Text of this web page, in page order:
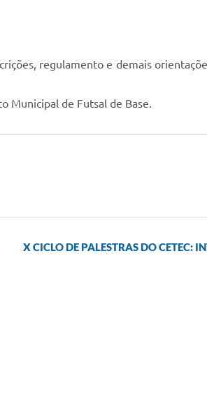
regulamento e demais
Municipal de Futsal de Base.
X CICLO DE PALESTRAS DO CETEC: